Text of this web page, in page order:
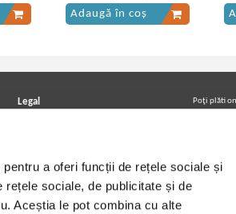
a oferi funcții de rețele sociale și
rețele sociale, de publicitate și de
Aceștia le pot combina cu alte
Adaugă în coș
Legal
Termeni si conditii
Poţi plăti
Urmăreşte-